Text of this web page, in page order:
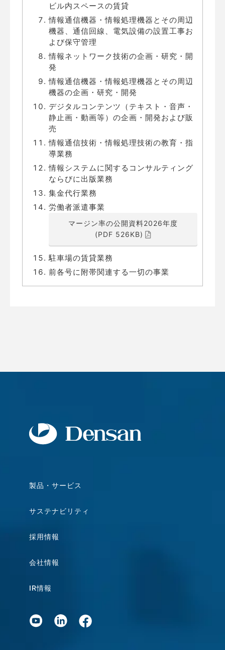
ビル内スペースの賃貸
情報通信機器・情報処理機器とその周辺
機器、通信回線、電気設備の設置工事お
よび保守管理
情報ネットワーク技術の企画・研究・開
発
情報通信機器・情報処理機器とその周辺
機器の企画・研究・開発
デジタルコンテンツ（テキスト・音声・
静止画・動画等）の企画・開発および販
売
情報通信技術・情報処理技術の教育・指
導業務
情報システムに関するコンサルティング
ならびに出版業務
集金代行業務
労働者派遣事業
マージン率の公開資料2026年度
(PDF 526KB)
駐車場の賃貸業務
前各号に附帯関連する一切の事業
製品・サービス
サステナビリティ
採用情報
会社情報
IR情報